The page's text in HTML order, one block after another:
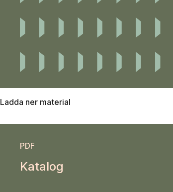
Ladda ner material
PDF
Katalog